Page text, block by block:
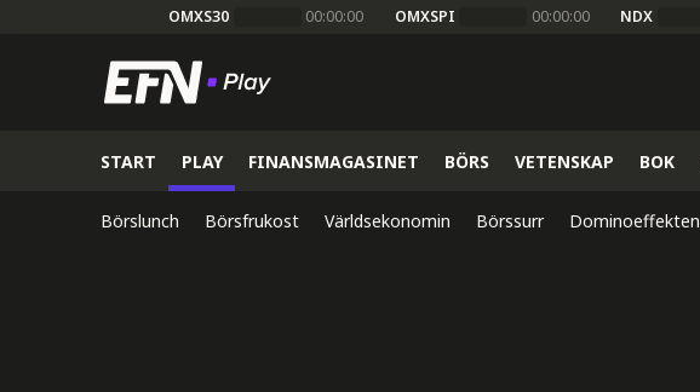
OMXS30 00:00:00 OMXSPI 00:00:00 NDX
START PLAY FINANSMAGASINET BÖRS VETENSKAP BOK
Börslunch Börsfrukost Världsekonomin Börssurr Dominoeffekten